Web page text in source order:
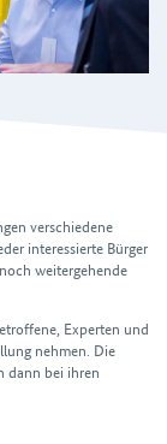
verschiedene
interessierte Bürger
weitergehende
Experten und
nehmen. Die
dann bei ihren